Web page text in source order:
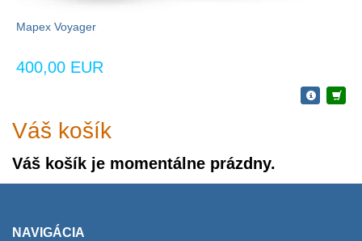
Mapex Voyager
400,00 EUR
Váš košík
Váš košík je momentálne prázdny.
NAVIGÁCIA